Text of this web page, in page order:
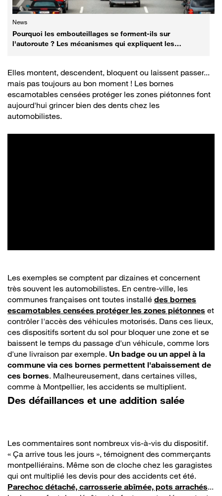
News
Pourquoi les embouteillages se forment-ils sur
l'autoroute ? Les mécanismes qui expliquent les
Elles montent, descendent, bloquent ou laissent passer...
mais pas toujours au bon moment ! Les bornes
escamotables censées protéger les zones piétonnes font
aujourd'hui grincer bien des dents chez les
automobilistes.
Les exemples se comptent par dizaines et concernent
très souvent les automobilistes. En centre-ville, les
communes françaises ont toutes installé des bornes
escamotables censées protéger les zones piétonnes et
contrôler l'accès des véhicules motorisés. Dans ces lieux,
ces dispositifs sortent du sol pour bloquer une zone et se
baissent le temps du passage d'un véhicule, comme lors
d'une livraison par exemple. Un badge ou un appel à la
commune via ces bornes permettent l'abaissement de
ces bornes. Malheureusement, dans certaines villes,
comme à Montpellier, les accidents se multiplient.
Des défaillances et une addition salée
Les commentaires sont nombreux vis-à-vis du dispositif.
« Ça arrive tous les jours », témoignent des commerçants
montpelliérains. Même son de cloche chez les garagistes
qui ont multiplié les devis pour des accidents cet été.
Parechoc détaché, carrosserie abîmée, pots arrachés...